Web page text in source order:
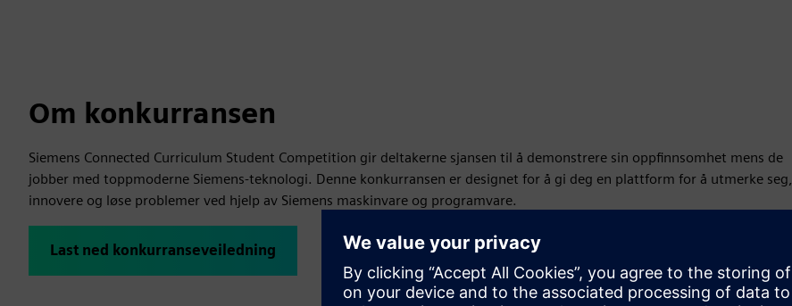
Om konkurransen
Siemens Connected Curriculum Student Competition gir deltakerne sjansen til å demonstrere sin oppfinnsomhet mens de
jobber med toppmoderne Siemens-teknologi. Denne konkurransen er designet for å gi deg en plattform for å utmerke seg,
innovere og løse problemer ved hjelp av Siemens maskinvare og programvare.
Last ned konkurranseveiledning